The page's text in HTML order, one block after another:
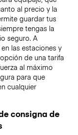
al precio y la
guardar tus
tengas la
seguro. A
las estaciones y
de una tarifa
al máximo
para que
cualquier
consigna de